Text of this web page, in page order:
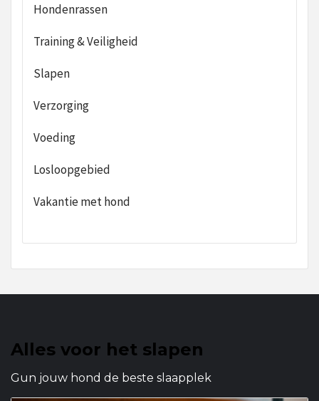
Hondenrassen
Training & Veiligheid
Slapen
Verzorging
Voeding
Losloopgebied
Vakantie met hond
Alles voor het slapen
Gun jouw hond de beste slaapplek